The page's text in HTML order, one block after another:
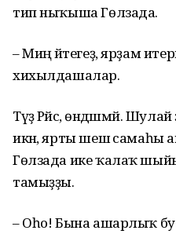
тип ныҡыша Гөлзада.
– Миңә әйтегеҙ, ярҙам
хихылдашалар.
Түҙә Рәйсә, өндәшмәй.
икән, ярты шешә самаһы
Гөлзада ике ҡалаҡ
тамыҙҙы.
– Оһо! Бына ашарлыҡ